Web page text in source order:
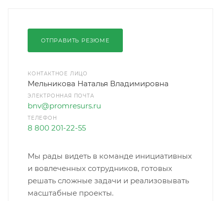
ОТПРАВИТЬ РЕЗЮМЕ
КОНТАКТНОЕ ЛИЦО
Мельникова Наталья Владимировна
ЭЛЕКТРОННАЯ ПОЧТА
bnv@promresurs.ru
ТЕЛЕФОН
8 800 201-22-55
Мы рады видеть в команде инициативных
и вовлеченных сотрудников, готовых
решать сложные задачи и реализовывать
масштабные проекты.